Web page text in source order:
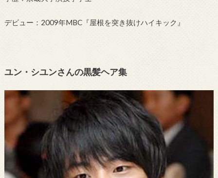
デビュー：2009年MBC『屋根を突き抜けハイキック』
ユン・シユンさんの黒髪ヘア集